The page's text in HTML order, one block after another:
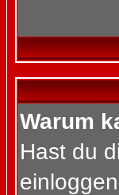
Warum
Hast du